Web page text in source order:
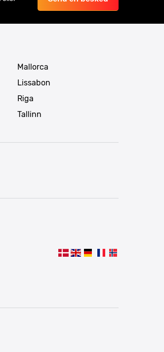
Mallorca
Lissabon
Riga
Tallinn